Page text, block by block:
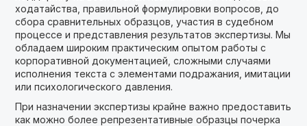
ходатайства, правильной формулировки вопросов, до
сбора сравнительных образцов, участия в судебном
процессе и представления результатов экспертизы. Мы
обладаем широким практическим опытом работы с
корпоративной документацией, сложными случаями
исполнения текста с элементами подражания, имитации
или психологического давления.
При назначении экспертизы крайне важно предоставить
как можно более репрезентативные образцы почерка